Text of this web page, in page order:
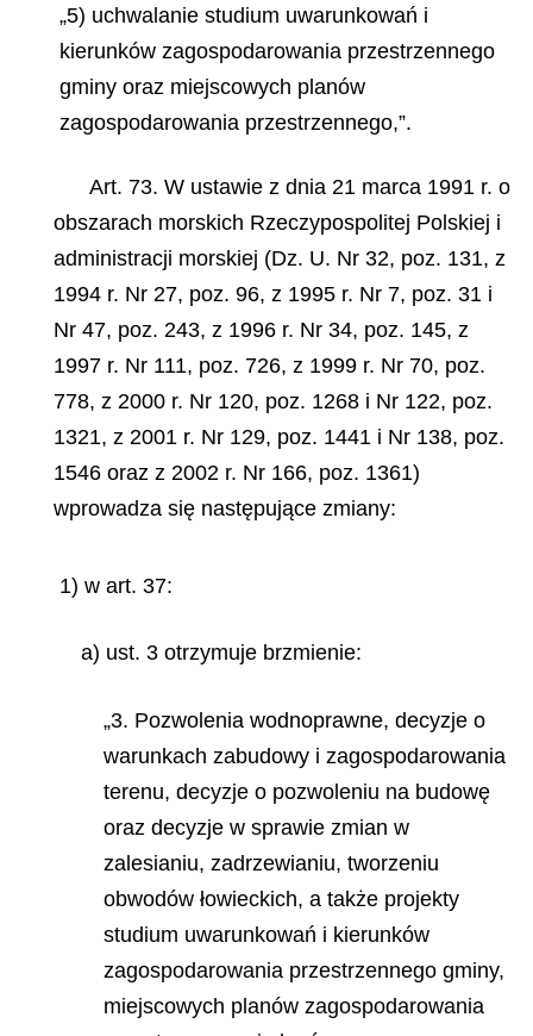
„5) uchwalanie studium uwarunkowań i
kierunków zagospodarowania przestrzennego
gminy oraz miejscowych planów
zagospodarowania przestrzennego,”.
Art. 73. W ustawie z dnia 21 marca 1991 r. o
obszarach morskich Rzeczypospolitej Polskiej i
administracji morskiej (Dz. U. Nr 32, poz. 131, z
1994 r. Nr 27, poz. 96, z 1995 r. Nr 7, poz. 31 i
Nr 47, poz. 243, z 1996 r. Nr 34, poz. 145, z
1997 r. Nr 111, poz. 726, z 1999 r. Nr 70, poz.
778, z 2000 r. Nr 120, poz. 1268 i Nr 122, poz.
1321, z 2001 r. Nr 129, poz. 1441 i Nr 138, poz.
1546 oraz z 2002 r. Nr 166, poz. 1361)
wprowadza się następujące zmiany:
1) w art. 37:
a) ust. 3 otrzymuje brzmienie:
„3. Pozwolenia wodnoprawne, decyzje o
warunkach zabudowy i zagospodarowania
terenu, decyzje o pozwoleniu na budowę
oraz decyzje w sprawie zmian w
zalesianiu, zadrzewianiu, tworzeniu
obwodów łowieckich, a także projekty
studium uwarunkowań i kierunków
zagospodarowania przestrzennego gminy,
miejscowych planów zagospodarowania